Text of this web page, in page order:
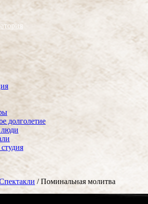
долголетие
/Поминальная молитва